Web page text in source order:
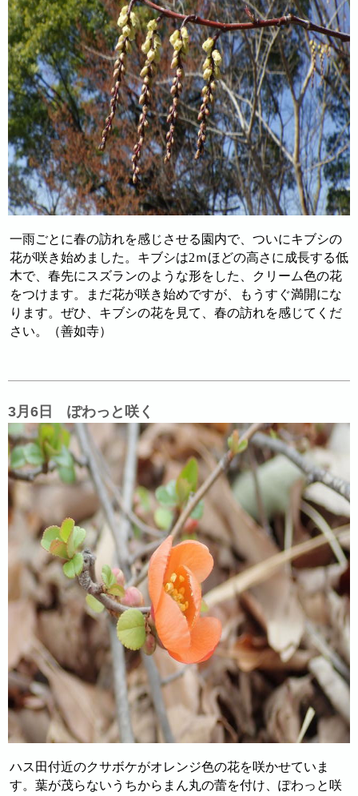
一雨ごとに春の訪れを感じさせる園内で、ついにキブシの
花が咲き始めました。キブシは2ｍほどの高さに成長する低
木で、春先にスズランのような形をした、クリーム色の花
をつけます。まだ花が咲き始めですが、もうすぐ満開にな
ります。ぜひ、キブシの花を見て、春の訪れを感じてくだ
さい。（善如寺）
3月6日 ぽわっと咲く
ハス田付近のクサボケがオレンジ色の花を咲かせていま
す。葉が茂らないうちからまん丸の蕾を付け、ぽわっと咲